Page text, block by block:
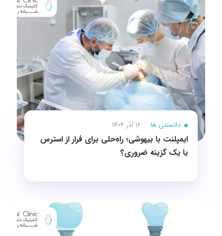
دانستنی ها 16 آذر 1404
ایمپلنت با بیهوشی؛ راه‌حلی برای فرار از استرس
یا یک گزینه ضروری؟